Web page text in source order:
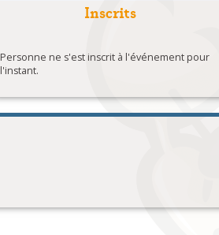
Inscrits
Personne ne s'est inscrit à l'événement pour
l'instant.